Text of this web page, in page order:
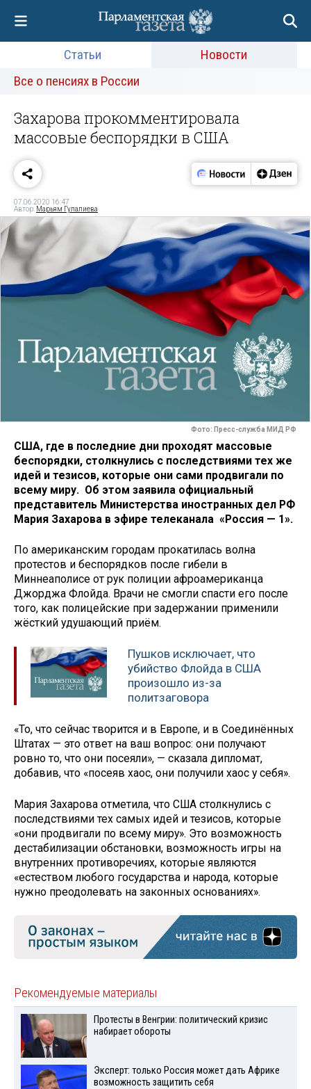
Статьи
Новости
Все о пенсиях в России
Захарова прокомментировала
массовые беспорядки в США
07.06.2020 16:47
Автор: Марьям Гулалиева
Фото: Пресс-служба МИД РФ
США, где в последние дни проходят массовые
беспорядки, столкнулись с последствиями тех же
идей и тезисов, которые они сами продвигали по
всему миру. Об этом заявила официальный
представитель Министерства иностранных дел РФ
Мария Захарова в эфире телеканала «Россия — 1».
По американским городам прокатилась волна
протестов и беспорядков после гибели в
Миннеаполисе от рук полиции афроамериканца
Джорджа Флойда. Врачи не смогли спасти его после
того, как полицейские при задержании применили
жёсткий удушающий приём.
Пушков исключает, что
убийство Флойда в США
произошло из-за
политзаговора
«То, что сейчас творится и в Европе, и в Соединённых
Штатах — это ответ на ваш вопрос: они получают
ровно то, что они посеяли», — сказала дипломат,
добавив, что «посеяв хаос, они получили хаос у себя».
Мария Захарова отметила, что США столкнулись с
последствиями тех самых идей и тезисов, которые
«они продвигали по всему миру». Это возможность
дестабилизации обстановки, возможность игры на
внутренних противоречиях, которые являются
«естеством любого государства и народа, которые
нужно преодолевать на законных основаниях».
Рекомендуемые материалы
Протесты в Венгрии: политический кризис
набирает обороты
Эксперт: только Россия может дать Африке
возможность защитить себя